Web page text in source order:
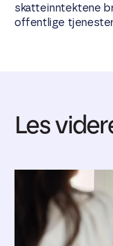
skatteinntektene
offentlige
Les